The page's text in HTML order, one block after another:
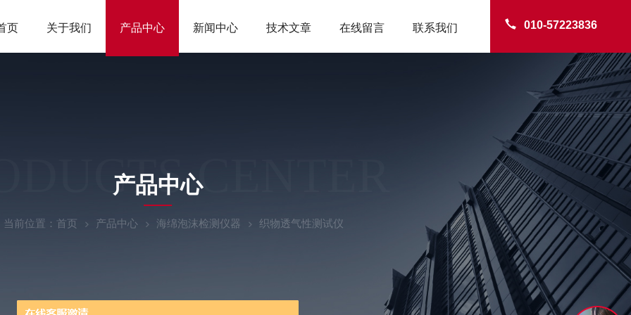
010-57223836
页 关于我们 产品中心 新闻中心 技术文章 在线留言 联系我们
CENTER
产品中心
当前位置： 首页 产品中心 海绵泡沫检测仪器 织物透气性测试仪